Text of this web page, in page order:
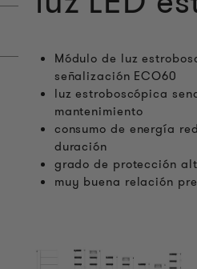
Módulo de luz
señalización ECO60
luz estroboscópica
mantenimiento
consumo de energía
duración
grado de protección
muy buena relación